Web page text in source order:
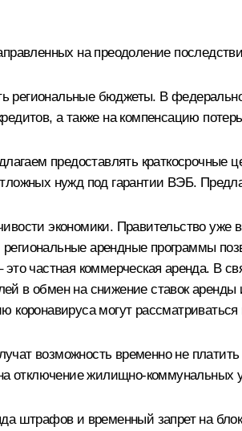
на преодоление
бюджеты. В
а также на компенсацию
предоставлять
нужд под гарантии ВЭБ.
экономики. Правительство уже
арендные программы
частная коммерческая аренда. В
в обмен на снижение ставок аренды
коронавируса могут
возможность временно не
отключение жилищно-коммунальных
штрафов и временный запрет на